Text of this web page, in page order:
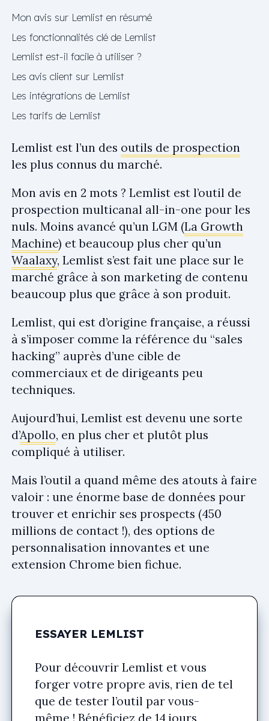
Mon avis sur Lemlist en résumé
Les fonctionnalités clé de Lemlist
Lemlist est-il facile à utiliser ?
Les avis client sur Lemlist
Les intégrations de Lemlist
Les tarifs de Lemlist
Lemlist est l’un des outils de prospection
les plus connus du marché.
Mon avis en 2 mots ? Lemlist est l’outil de
prospection multicanal all-in-one pour les
nuls. Moins avancé qu’un LGM (La Growth
Machine) et beaucoup plus cher qu’un
Waalaxy, Lemlist s’est fait une place sur le
marché grâce à son marketing de contenu
beaucoup plus que grâce à son produit.
Lemlist, qui est d’origine française, a réussi
à s’imposer comme la référence du “sales
hacking” auprès d’une cible de
commerciaux et de dirigeants peu
techniques.
Aujourd’hui, Lemlist est devenu une sorte
d’Apollo, en plus cher et plutôt plus
compliqué à utiliser.
Mais l’outil a quand même des atouts à faire
valoir : une énorme base de données pour
trouver et enrichir ses prospects (450
millions de contact !), des options de
personnalisation innovantes et une
extension Chrome bien fichue.
ESSAYER LEMLIST
Pour découvrir Lemlist et vous
forger votre propre avis, rien de tel
que de tester l’outil par vous-
même ! Bénéficiez de 14 jours